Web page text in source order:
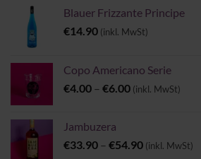
Blauer Frizzante Principe
€14.90 (inkl. MwSt)
Copo Americano Serie
€4.00 – €6.00Preisspanne:
(inkl. MwSt)
Jambuzera
€33.90 – €54.90Preisspanne:
(inkl. MwSt)